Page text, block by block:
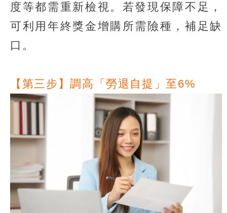
度等都需重新檢視。若發現保障不足，
可利用年終獎金增購所需險種，補足缺
口。
【第三步】調高「勞退自提」至6%